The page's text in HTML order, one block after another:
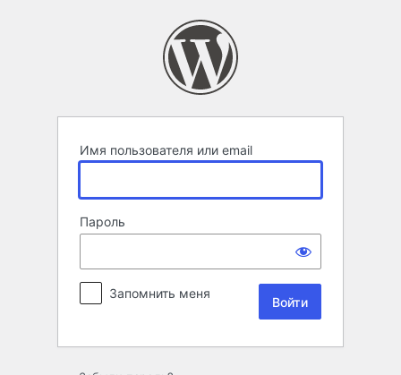
Имя пользователя или email
Пароль
Запомнить меня